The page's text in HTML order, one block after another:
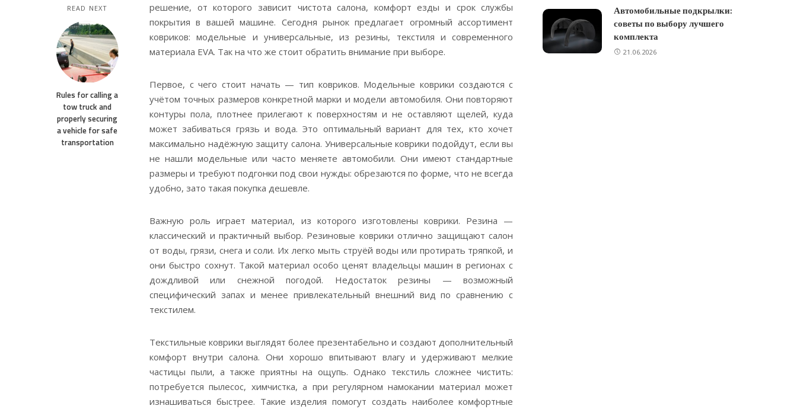
READ NEXT
Rules for calling a
tow truck and
properly securing
a vehicle for safe
transportation
решение, от которого зависит чистота салона, комфорт езды и срок службы
покрытия в вашей машине. Сегодня рынок предлагает огромный ассортимент
ковриков: модельные и универсальные, из резины, текстиля и современного
материала EVA. Так на что же стоит обратить внимание при выборе.
Первое, с чего стоит начать — тип ковриков. Модельные коврики создаются с
учётом точных размеров конкретной марки и модели автомобиля. Они повторяют
контуры пола, плотнее прилегают к поверхностям и не оставляют щелей, куда
может забиваться грязь и вода. Это оптимальный вариант для тех, кто хочет
максимально надёжную защиту салона. Универсальные коврики подойдут, если вы
не нашли модельные или часто меняете автомобили. Они имеют стандартные
размеры и требуют подгонки под свои нужды: обрезаются по форме, что не всегда
удобно, зато такая покупка дешевле.
Важную роль играет материал, из которого изготовлены коврики. Резина —
классический и практичный выбор. Резиновые коврики отлично защищают салон
от воды, грязи, снега и соли. Их легко мыть струёй воды или протирать тряпкой, и
они быстро сохнут. Такой материал особо ценят владельцы машин в регионах с
дождливой или снежной погодой. Недостаток резины — возможный
специфический запах и менее привлекательный внешний вид по сравнению с
текстилем.
Текстильные коврики выглядят более презентабельно и создают дополнительный
комфорт внутри салона. Они хорошо впитывают влагу и удерживают мелкие
частицы пыли, а также приятны на ощупь. Однако текстиль сложнее чистить:
потребуется пылесос, химчистка, а при регулярном намокании материал может
изнашиваться быстрее. Такие изделия помогут создать наиболее комфортные
Автомобильные подкрылки:
советы по выбору лучшего
комплекта
21.06.2026